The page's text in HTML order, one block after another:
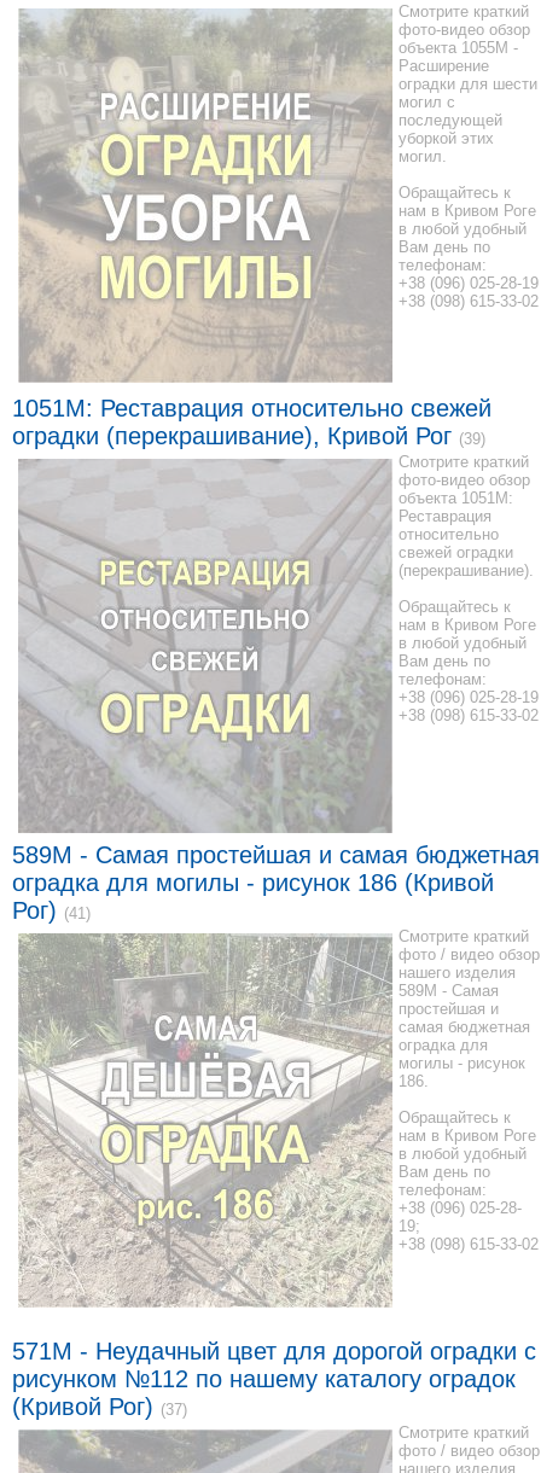
Смотрите краткий
фото-видео обзор
объекта 1055M -
Расширение
оградки для шести
могил с
последующей
уборкой этих
могил.
Обращайтесь к
нам в Кривом Роге
в любой удобный
Вам день по
телефонам:
+38 (096) 025-28-19
+38 (098) 615-33-02
1051M: Реставрация относительно свежей
оградки (перекрашивание), Кривой Рог (39)
Смотрите краткий
фото-видео обзор
объекта 1051M:
Реставрация
относительно
свежей оградки
(перекрашивание).
Обращайтесь к
нам в Кривом Роге
в любой удобный
Вам день по
телефонам:
+38 (096) 025-28-19
+38 (098) 615-33-02
589M - Самая простейшая и самая бюджетная
оградка для могилы - рисунок 186 (Кривой
Рог) (41)
Смотрите краткий
фото / видео обзор
нашего изделия
589M - Самая
простейшая и
самая бюджетная
оградка для
могилы - рисунок
186.
Обращайтесь к
нам в Кривом Роге
в любой удобный
Вам день по
телефонам:
+38 (096) 025-28-
19;
+38 (098) 615-33-02
571M - Неудачный цвет для дорогой оградки с
рисунком №112 по нашему каталогу оградок
(Кривой Рог) (37)
Смотрите краткий
фото / видео обзор
нашего изделия